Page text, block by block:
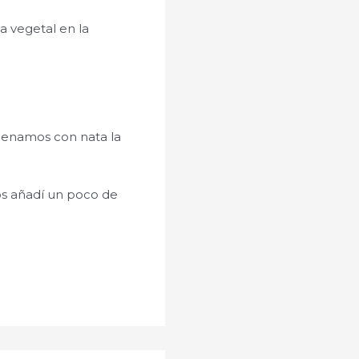
vegetal en la
con nata la
añadí un poco de